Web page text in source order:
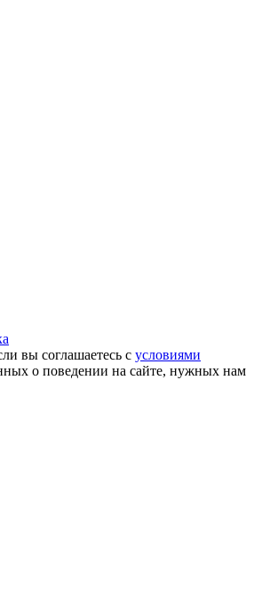
вы соглашаетесь с условиями
о поведении на сайте, нужных нам